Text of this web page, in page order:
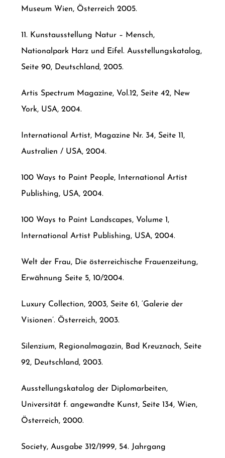
Museum Wien, Österreich 2005.
11. Kunstausstellung Natur – Mensch,
Nationalpark Harz und Eifel. Ausstellungskatalog,
Seite 90, Deutschland, 2005.
Artis Spectrum Magazine, Vol.12, Seite 42, New
York, USA, 2004.
International Artist, Magazine Nr. 34, Seite 11,
Australien / USA, 2004.
100 Ways to Paint People, International Artist
Publishing, USA, 2004.
100 Ways to Paint Landscapes, Volume 1,
International Artist Publishing, USA, 2004.
Welt der Frau, Die österreichische Frauenzeitung,
Erwähnung Seite 5, 10/2004.
Luxury Collection, 2003, Seite 61, ‘Galerie der
Visionen’. Österreich, 2003.
Silenzium, Regionalmagazin, Bad Kreuznach, Seite
92, Deutschland, 2003.
Ausstellungskatalog der Diplomarbeiten,
Universität f. angewandte Kunst, Seite 134, Wien,
Österreich, 2000.
Society, Ausgabe 312/1999, 54. Jahrgang